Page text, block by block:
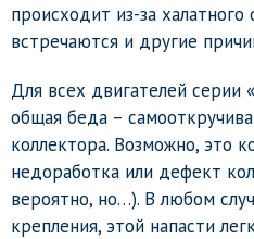
происходит из-за халатного
встречаются и другие
Для всех двигателей серии
общая беда –
коллектора. Возможно, это
недоработка или дефект
вероятно, но…). В любом
крепления, этой напасти